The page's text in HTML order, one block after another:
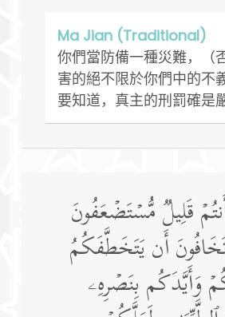
Ma Jian (Traditional)
你們當防備一種災難，（
害的絕不限於你們中的不
要知道，真主的刑罰確是
قَلِیلࣱ مُّسۡتَضۡعَفُونَ
أَن یَتَخَطَّفَكُمُ
وَأَیَّدَكُم بِنَصۡرِهِۦ